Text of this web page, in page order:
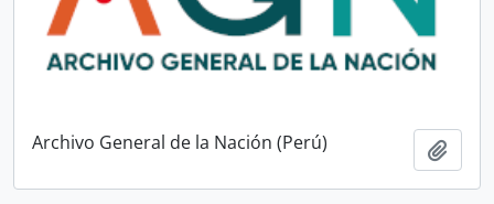
Archivo General de la Nación (Perú)